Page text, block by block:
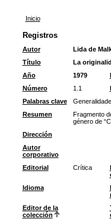
Inicio
Registros
Autor
Lida de
Título
La
Año
1979
Número
1.1
Palabras clave
Resumen
Fragmento
género de
Dirección
Autor
corporativo
Editorial
Crítica
Idioma
Editor de la
colección